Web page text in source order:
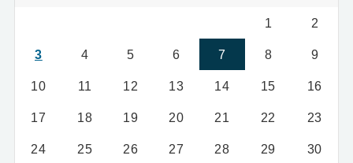
1 2
3 4 5 6 7 8 9
10 11 12 13 14 15 16
17 18 19 20 21 22 23
24 25 26 27 28 29 30